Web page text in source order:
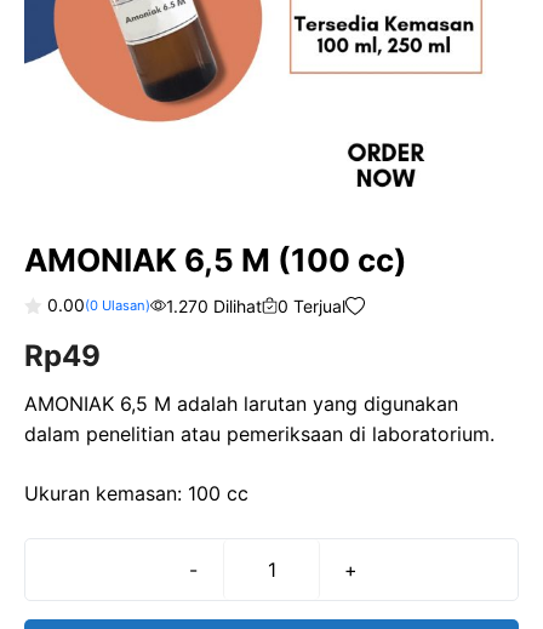
AMONIAK 6,5 M (100 cc)
o
u
o
f
5
0.00(0Ulasan) 1.270 Dilihat 0 Terjual
Rp49
AMONIAK 6,5 M adalah larutan yang digunakan
dalam penelitian atau pemeriksaan di laboratorium.
Ukuran kemasan: 100 cc
-
Kuantitas
+